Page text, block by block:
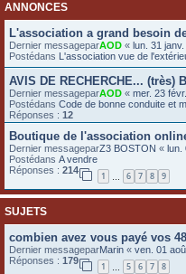
ANNONCES
L'association a grand besoin
Dernier messageparAOD « lun. 31
Postédans L'association vue de
AVIS DE RECHERCHE... (très)
Dernier messageparAOD « mer. 23
Postédans Code de bonne conduite et
Réponses : 12
Boutique de l'association
Dernier messageparZ3 BOSTON « lun.
Postédans A vendre
Réponses : 214
1 … 6 7 8 9
SUJETS
combien avez vous payé vos
Dernier messageparMarin « ven. 01
Réponses : 179
1 … 5 6 7 8